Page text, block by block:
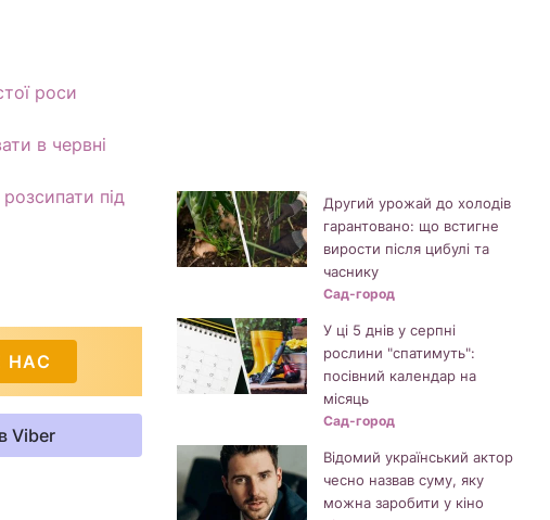
роси
в червні
під
НАС
Viber
Другий урожай до холодів
гарантовано: що встигне
вирости після цибулі та
часнику
Сад-город
У ці 5 днів у серпні
рослини "спатимуть":
посівний календар на
місяць
Сад-город
Відомий український актор
чесно назвав суму, яку
можна заробити у кіно